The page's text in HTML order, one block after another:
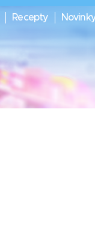
Recepty